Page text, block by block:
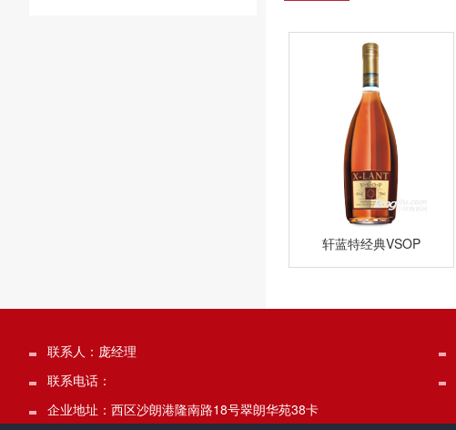
轩蓝特经典VSOP
联系人：庞经理
联系电话：
企业地址：西区沙朗港隆南路18号翠朗华苑38卡